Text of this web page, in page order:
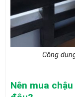
Công
Nên mua